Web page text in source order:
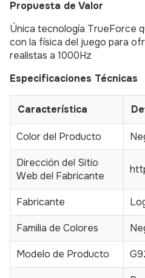
Propuesta de Valor
Única tecnología TrueForce
con la física del juego para
realistas a 1000Hz
Especificaciones Técnicas
Característica
Color del Producto
Dirección del Sitio
Web del Fabricante
Fabricante
Familia de Colores
Modelo de Producto